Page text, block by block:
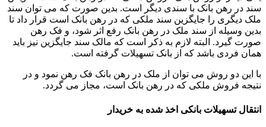
سند در رهن بانک با سندی دیگر است. بدین صورت که می توان سند
ملک دیگری را جایگزین سند ملکی که در رهن بانک است قرار داد تا
بدین وسیله از سند ملک در رهن بانک رفع اثر شود، و فک رهن
صورت گیرد. البته لازم به ذکر است که مالک سند جایگزین نیز باید
همان فردی باشد که از بانک تسهیلات گرفته است.
با این دو روش می توان از ملک در رهن بانک فک رهن نمود و در
نتیجه فروش ملکی که در رهن بانک است، مجاز می گردد.
انتقال تسهیلات بانکی اخذ شده به خریدار